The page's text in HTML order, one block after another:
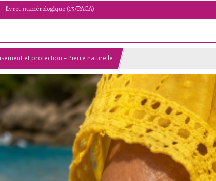
livret numérologique (13/PACA)
et protection – Pierre naturelle